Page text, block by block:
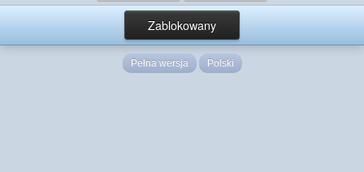
Zablokowany
Pełna wersja Polski